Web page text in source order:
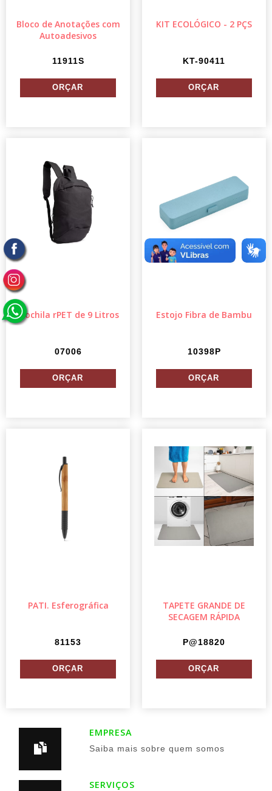
Bloco de Anotações com
Autoadesivos
11911S
KIT ECOLÓGICO - 2 PÇS
KT-90411
Mochila rPET de 9 Litros
07006
Estojo Fibra de Bambu
10398P
PATI. Esferográfica
81153
TAPETE GRANDE DE
SECAGEM RÁPIDA
P@18820
EMPRESA
Saiba mais sobre quem somos
SERVIÇOS